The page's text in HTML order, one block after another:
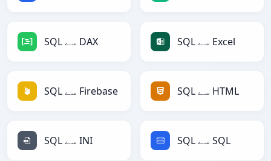
SQL سے DAX SQL سے Excel
SQL سے Firebase SQL سے HTML
SQL سے INI SQL سے SQL